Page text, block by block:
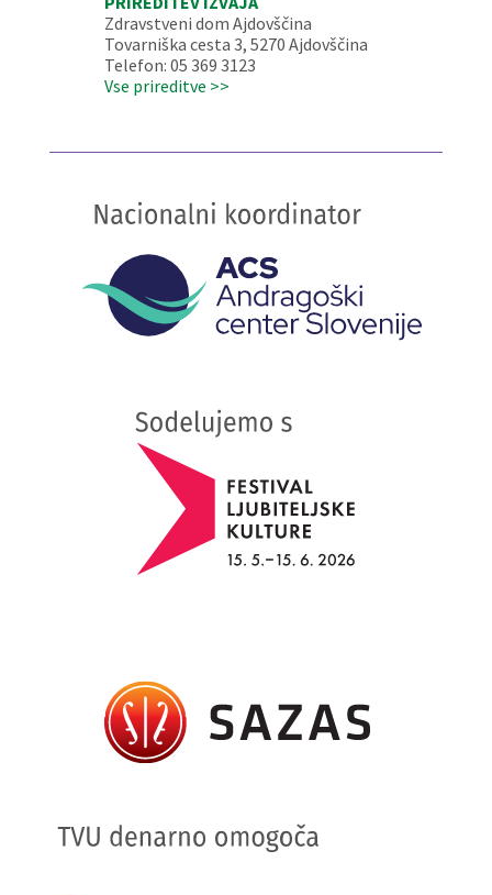
Zdravstveni dom Ajdovščina
Tovarniška cesta 3, 5270 Ajdovščina
Telefon: 05 369 3123
Vse prireditve >>